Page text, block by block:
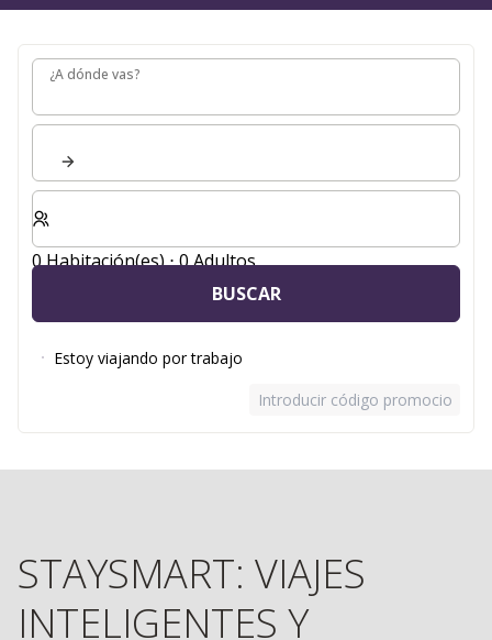
¿A dónde vas?
¿A dónde vas?
Seleccione el número de habitaciones y huéspedes
0 Habitación(es) ⋅ 0 Adultos
BUSCAR
Estoy viajando por trabajo
Introducir código promocional
STAYSMART: VIAJES
INTELIGENTES Y